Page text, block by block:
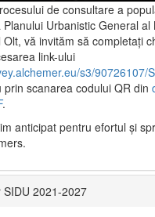
de consultare a
Urbanistic General al
vă invităm să completați
link-ului
s3/90726107/
prin scanarea codului QR din
.
anticipat pentru efortul şi
SIDU 2021-2027